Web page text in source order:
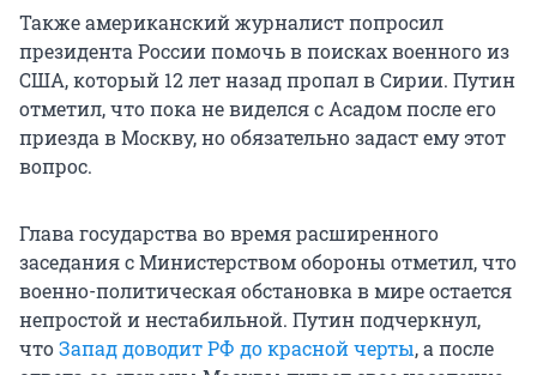
Также американский журналист попросил
президента России помочь в поисках военного из
США, который 12 лет назад пропал в Сирии. Путин
отметил, что пока не виделся с Асадом после его
приезда в Москву, но обязательно задаст ему этот
вопрос.
Глава государства во время расширенного
заседания с Министерством обороны отметил, что
военно-политическая обстановка в мире остается
непростой и нестабильной. Путин подчеркнул,
чтоЗапад доводит РФ до красной черты, а после